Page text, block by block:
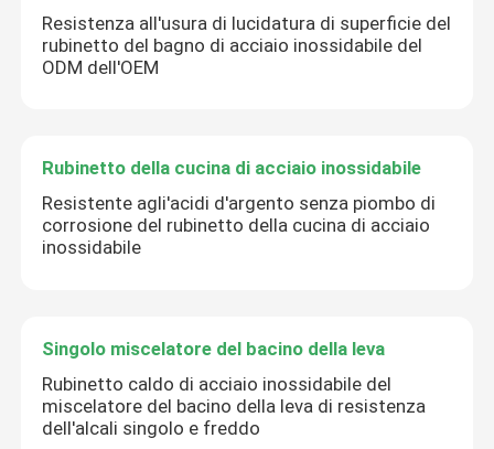
Resistenza all'usura di lucidatura di superficie del
rubinetto del bagno di acciaio inossidabile del
ODM dell'OEM
Rubinetto della cucina di acciaio inossidabile
Resistente agli'acidi d'argento senza piombo di
corrosione del rubinetto della cucina di acciaio
inossidabile
Singolo miscelatore del bacino della leva
Rubinetto caldo di acciaio inossidabile del
miscelatore del bacino della leva di resistenza
dell'alcali singolo e freddo